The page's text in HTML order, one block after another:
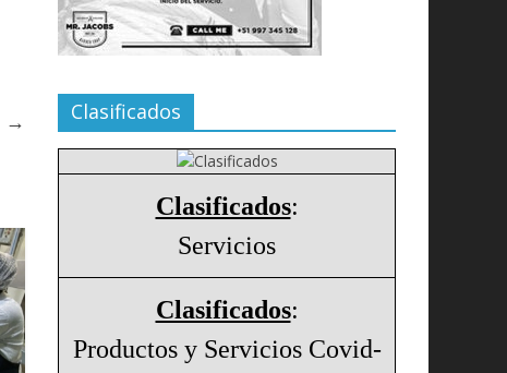
→ Clasificados
Clasificados:
Servicios
Clasificados:
Productos y Servicios Covid-